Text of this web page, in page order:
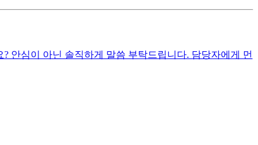
안심이 아닌 솔직하게 말씀 부탁드립니다. 담당자에게 먼